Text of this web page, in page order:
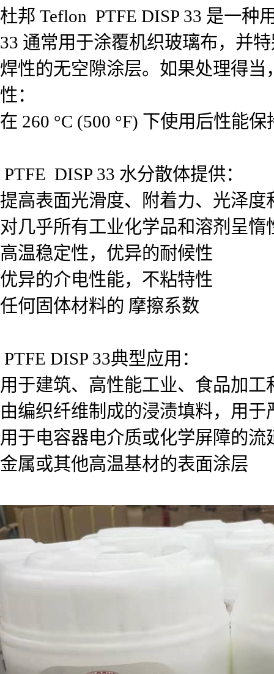
杜邦 Teflon PTFE DISP 33 是一种
33 通常用于涂覆机织玻璃布，并
焊性的无空隙涂层。如果处理得当
性：
在 260 °C (500 °F) 下使用后性能
PTFE DISP 33 水分散体提供：
提高表面光滑度、附着力、光泽度
对几乎所有工业化学品和溶剂呈惰
高温稳定性，优异的耐候性
优异的介电性能，不粘特性
任何固体材料的 摩擦系数
PTFE DISP 33典型应用：
用于建筑、高性能工业、食品加
由编织纤维制成的浸渍填料，用
用于电容器电介质或化学屏障的流
金属或其他高温基材的表面涂层